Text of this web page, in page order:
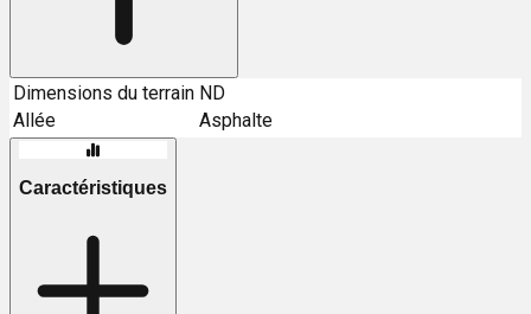
Dimensions du terrain ND
Allée
Asphalte
Caractéristiques